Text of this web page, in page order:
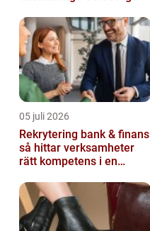
05 juli 2026
Rekrytering bank & finans
så hittar verksamheter
rätt kompetens i en